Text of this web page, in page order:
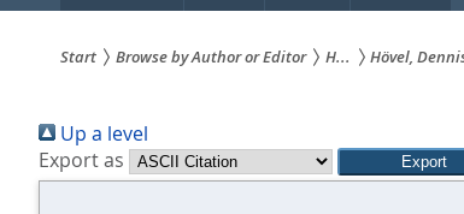
sind
hier:
Start Browse by Author or Editor H... Hövel,
Up a level
Export as